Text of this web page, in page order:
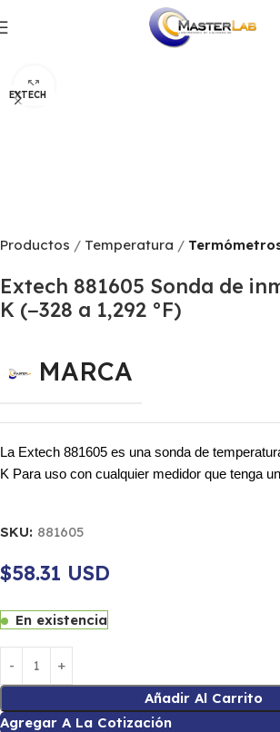
Temperatura Termómetros
EXTECH
Productos Temperatura
Extech 881605 Sonda de
K (−328 a 1,292 °F)
MARCA
La Extech 881605 es una sonda de
K Para uso con cualquier medidor que tenga
SKU: 881605
$58.31 USD
En existencia
Añadir Al Carrito
Agregar A La Cotización